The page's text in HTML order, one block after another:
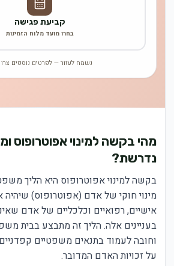
קביעת פגישה
בחרו מועד מלוח הזמינות
נשמח לעזור — לפרטים נוספים
מהי בקשה למינוי אפוטרופוס
נדרשת?
בקשה למינוי אפוטרופוס היא הליך
מינוי חוקי של אדם (אפוטרופוס) שיהיה
אישיים, רפואיים וכלכליים של אדם
בעניינים אלה. הליך זה מתבצע בבית
וחובה לעמוד בתנאים משפטיים
על זכויות האדם המדובר.